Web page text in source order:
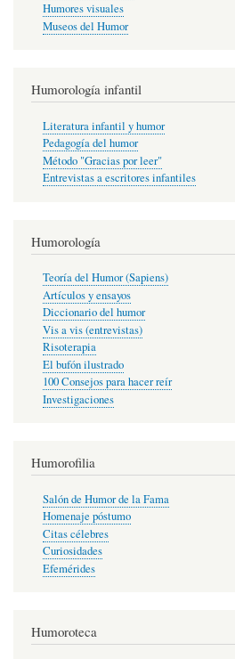
Humores visuales
Museos del Humor
Humorología infantil
Literatura infantil y humor
Pedagogía del humor
Método "Gracias por leer"
Entrevistas a escritores infantiles
Humorología
Teoría del Humor (Sapiens)
Artículos y ensayos
Diccionario del humor
Vis a vis (entrevistas)
Risoterapia
El bufón ilustrado
100 Consejos para hacer reír
Investigaciones
Humorofilia
Salón de Humor de la Fama
Homenaje póstumo
Citas célebres
Curiosidades
Efemérides
Humoroteca